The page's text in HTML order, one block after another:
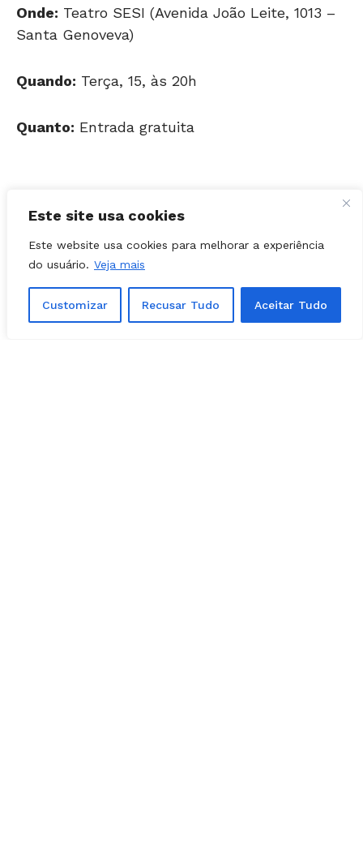
Este site usa cookies
Este website usa cookies para melhorar a experiência
do usuário. Veja mais
Customizar Recusar Tudo Aceitar Tudo
Santa Genoveva)
e pressione Ctrl + Enter
Matérias Relacionadas